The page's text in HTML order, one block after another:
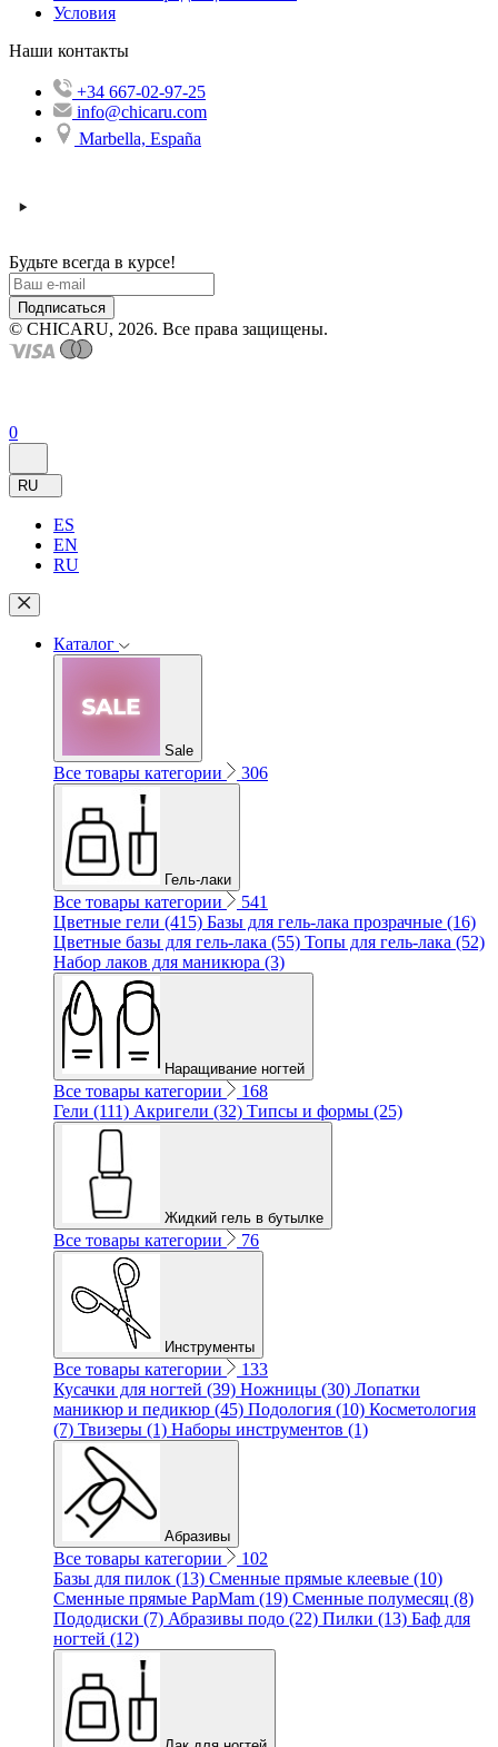
Условия
Наши контакты
+34 667-02-97-25
info@chicaru.com
Marbella, España
Будьте всегда в курсе!
Подписаться
© CHICARU, 2026. Все права защищены.
0
RU
ES
EN
RU
Каталог
Sale
Все товары категории 306
Гель-лаки
Все товары категории
541
Цветные гели (415) Базы для гель-лака прозрачные (16)
Цветные базы для гель-лака (55) Топы для гель-лака (52)
Набор лаков для маникюра (3)
Наращивание ногтей
Все товары категории
168
Гели (111) Акригели (32) Типсы и формы (25)
Жидкий гель в бутылке
Все товары категории 76
Инструменты
Все товары категории
133
Кусачки для ногтей (39) Ножницы (30) Лопатки
маникюр и педикюр (45) Подология (10) Косметология
(7) Твизеры (1) Наборы инструментов (1)
Абразивы
Все товары категории
102
Базы для пилок (13) Сменные прямые клеевые (10)
Сменные прямые PapMam (19) Сменные полумесяц (8)
Пододиски (7) Абразивы подо (22) Пилки (13) Баф для
ногтей (12)